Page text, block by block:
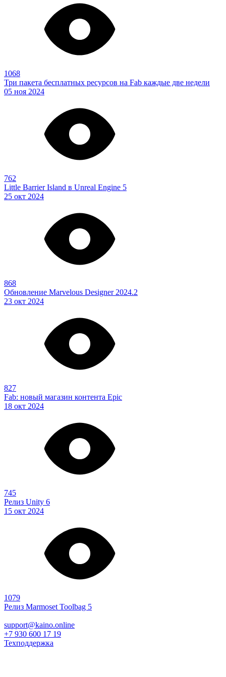
1068
Три пакета бесплатных ресурсов на Fab каждые две недели
05 ноя 2024
762
Little Barrier Island в Unreal Engine 5
25 окт 2024
868
Обновление Marvelous Designer 2024.2
23 окт 2024
827
Fab: новый магазин контента Epic
18 окт 2024
745
Релиз Unity 6
15 окт 2024
1079
Релиз Marmoset Toolbag 5
support@kaino.online
+7 930 600 17 19
Техподдержка